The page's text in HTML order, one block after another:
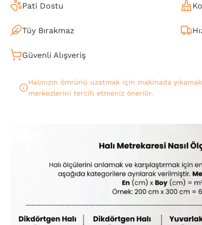
Pati Dostu
Tüy Bırakmaz
Güvenli Alışveriş
Halınızın ömrünü uzatmak için makinada
merkezlerini tercih etmeniz önerilir.